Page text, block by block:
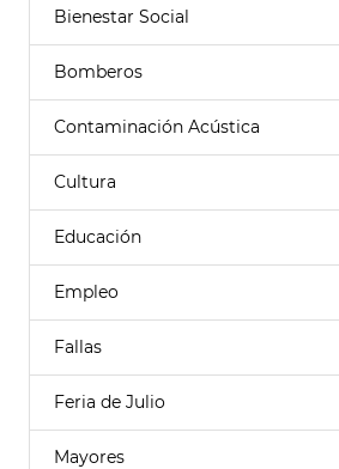
Bienestar Social
Bomberos
Contaminación Acústica
Cultura
Educación
Empleo
Fallas
Feria de Julio
Mayores